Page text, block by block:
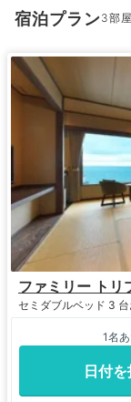
宿泊プラン3
ファミリー トリ
セミダブルベッド 3
1名
日付